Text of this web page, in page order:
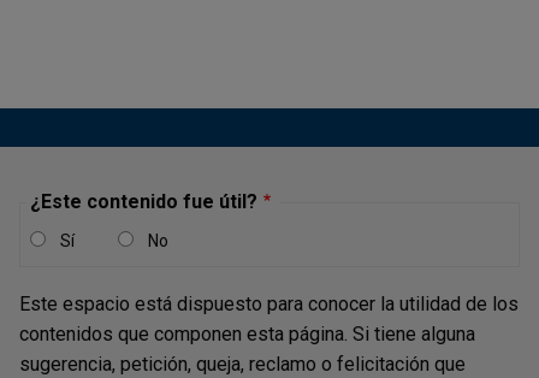
Boletín Económico Regional: Costa
En el primer trimestre de 2024, la economía de la región
Caribe mostró descenso anual en la mayoría de sus
industrial disminuyó, afectada por la baja demanda interna
y externa, lo que a su vez se reflejó en menores
exportaciones e importaciones. La...
¿Este contenido fue útil?
Sí No
Este espacio está dispuesto para conocer la utilidad de los
contenidos que componen esta página. Si tiene alguna
sugerencia, petición, queja, reclamo o felicitación que